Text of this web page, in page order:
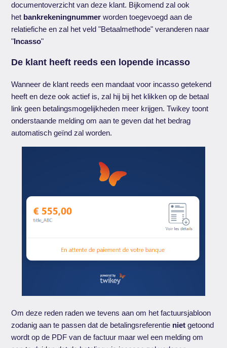
documentoverzicht van deze klant. Bijkomend zal ook
het bankrekeningnummer worden toegevoegd aan de
relatiefiche en zal het veld "Betaalmethode" veranderen naar
"Incasso"
De klant heeft reeds een lopende incasso
Wanneer de klant reeds een mandaat voor incasso getekend
heeft en deze ook actief is, zal hij bij het klikken op de betaal
link geen betalingsmogelijkheden meer krijgen. Twikey toont
onderstaande melding om aan te geven dat het bedrag
automatisch geïnd zal worden.
Om deze reden raden we tevens aan om het factuursjabloon
zodanig aan te passen dat de betalingsreferentie nietgetoond
wordt op de PDF van de factuur maar wel een melding om